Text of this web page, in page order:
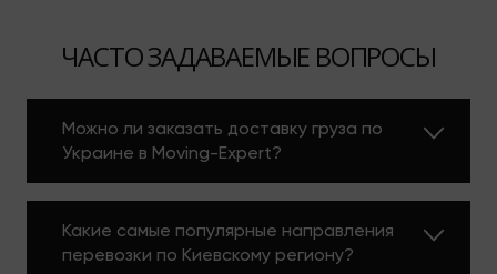
подвозка сельскохозяйственной продукции,
Грузоперевозки с помощью 5 тонника достаточно
востребованная. В то же время повышенная
грузоперевозок приводит к возможным
проблемам с заказом транспорта. Правда если
вы обратитесь к помощи нашей компании и
закажете грузовые перевозки 5 тонн по Киеву и
ЧАСТО ЗАДАВАЕМЫЕ ВОПРОСЫ
Можно ли заказать доставку груза по
Украине в Moving-Expert?
Какие самые популярные направления
перевозки по Киевскому региону?